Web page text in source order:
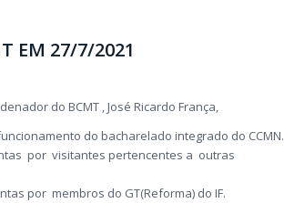
EM 27/7/2021
do BCMT , José Ricardo França,
do bacharelado integrado do CCMN.
por visitantes pertencentes a outras
por membros do GT(Reforma) do IF.